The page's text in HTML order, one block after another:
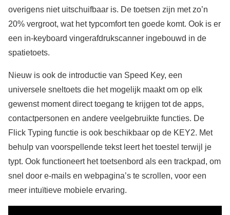
overigens niet uitschuifbaar is. De toetsen zijn met zo’n
20% vergroot, wat het typcomfort ten goede komt. Ook is er
een in-keyboard vingerafdrukscanner ingebouwd in de
spatietoets.
Nieuw is ook de introductie van Speed Key, een
universele sneltoets die het mogelijk maakt om op elk
gewenst moment direct toegang te krijgen tot de apps,
contactpersonen en andere veelgebruikte functies. De
Flick Typing functie is ook beschikbaar op de KEY2. Met
behulp van voorspellende tekst leert het toestel terwijl je
typt. Ook functioneert het toetsenbord als een trackpad, om
snel door e-mails en webpagina’s te scrollen, voor een
meer intuïtieve mobiele ervaring.